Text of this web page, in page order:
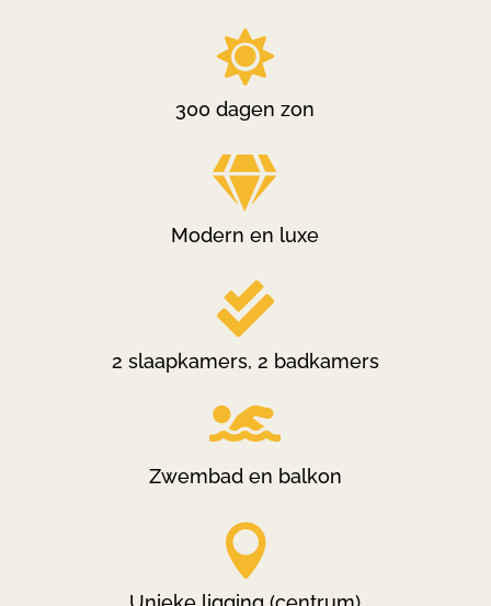

300 dagen zon

Modern en luxe

2 slaapkamers, 2 badkamers

Zwembad en balkon
